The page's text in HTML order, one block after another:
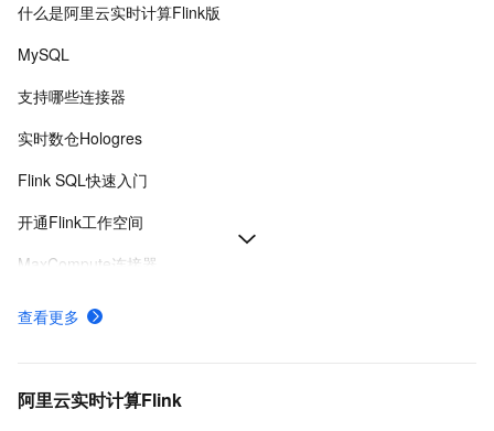
什么是阿里云实时计算Flink版
MySQL
支持哪些连接器
实时数仓Hologres
Flink SQL快速入门
开通Flink工作空间
MaxCompute连接器
消息队列Kafka连接器
Paimon连接器
查看更多
阿里云实时计算Flink